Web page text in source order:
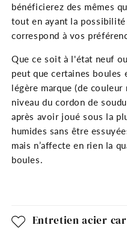
bénéficierez des mêmes
tout en ayant la
correspond à vos
Que ce soit à l'état neuf
peut que certaines boules
légère marque (de couleur
niveau du cordon de
après avoir joué sous la
humides sans être
mais n’affecte en rien la
boules.
Entretien acier